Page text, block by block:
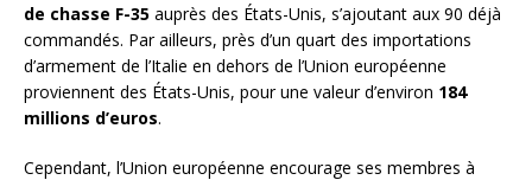
de chasse F-35 auprès des États-Unis, s’ajoutant aux 90 déjà
commandés. Par ailleurs, près d’un quart des importations
d’armement de l’Italie en dehors de l’Union européenne
proviennent des États-Unis, pour une valeur d’environ 184
millions d’euros.
Cependant, l’Union européenne encourage ses membres à